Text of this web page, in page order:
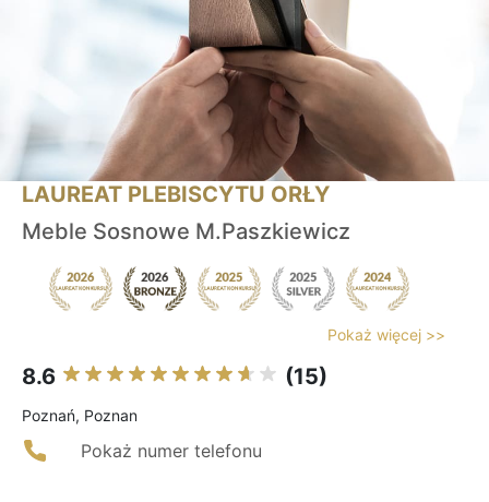
LAUREAT PLEBISCYTU ORŁY
Meble Sosnowe M.Paszkiewicz
Pokaż więcej >>
8.6 (15)
Poznań, Poznan
Pokaż numer telefonu